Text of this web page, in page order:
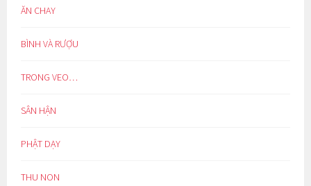
ĂN CHAY
BÌNH VÀ RƯỢU
TRONG VEO…
SÂN HẬN
PHẬT DẠY
THU NON